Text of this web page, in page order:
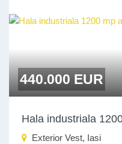
440.000 EUR
Hala industriala
Exterior Vest, Iasi